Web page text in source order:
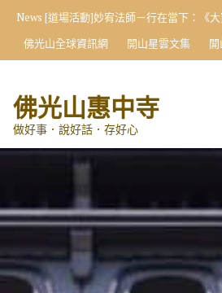
content
News [道場活動]妙宥法師－行在當下：《
佛光山全球資訊網
開山星雲文集
佛光山惠中寺
做好事．說好話．存好心